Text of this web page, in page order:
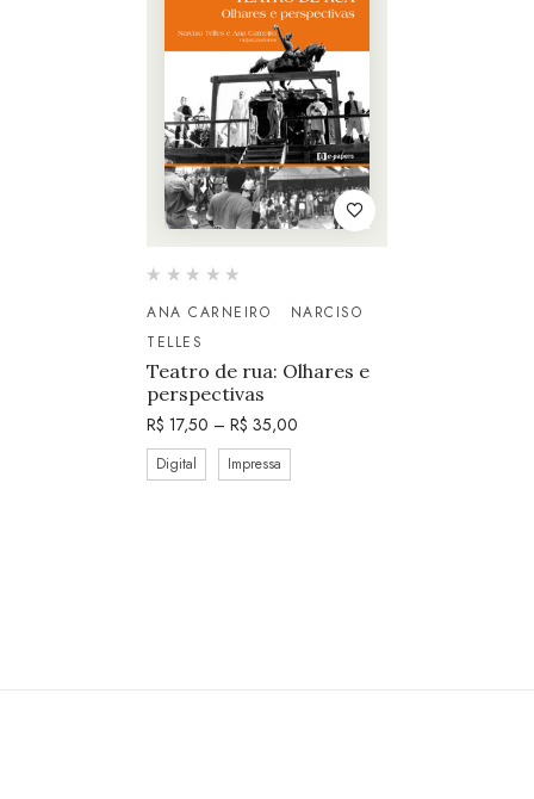
ANA CARNEIRO
NARCISO
TELLES
Teatro de rua: Olhares e
perspectivas
R$ 17,50 – R$ 35,00
Digital Impressa